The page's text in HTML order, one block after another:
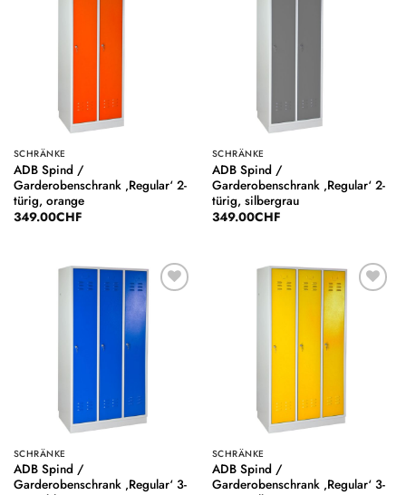
SCHRÄNKE
ADB Spind /
Garderobenschrank ‚Regular‘ 2-
türig, orange
349.00CHF
SCHRÄNKE
ADB Spind /
Garderobenschrank ‚Regular‘ 2-
türig, silbergrau
349.00CHF
Auf die
Wunschliste
SCHRÄNKE
ADB Spind /
Garderobenschrank ‚Regular‘ 3-
Auf die
Wunschliste
SCHRÄNKE
ADB Spind /
Garderobenschrank ‚Regular‘ 3-